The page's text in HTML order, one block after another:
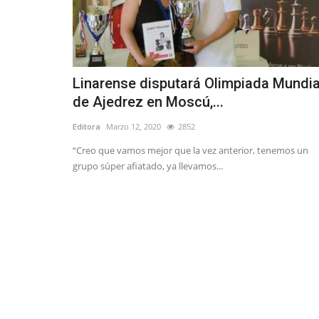
Linarense disputará Olimpiada
de Ajedrez en Moscú,...
Editora Marzo 12, 2020 2852
“Creo que vamos mejor que la vez anterior, tenemos un
grupo súper afiatado, ya llevamos...